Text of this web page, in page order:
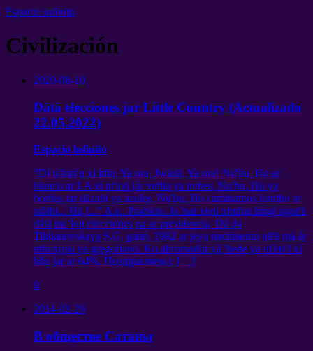
Espacio infinito
Civilización
2020-08-10
Dätä elecciones jar Little Country (Actualizado
22.05.2022)
Espacio infinito
“Dí ts'ints'u̲ xi hño; Ya ora, Jwädä, Ya ora! Nu'bu̲, Ho ar
blanco ar LA xí nt'axi jár xu̲tha ya nubes, Nu'bu̲, Ho ya
bordes jar däzabi ya azules, Nu'bu̲, Ho caminamos ho̲ntho ar
ndähi... Hä,!...” A.s.. Pushkin. Ja 'nar xe̲ni ximha̲i hingi ngut'ä
dätä mi 'bu̲i elecciones pa ar presidencia, Dá da
Tikhanovskaya S.G. ganó. 1982 ar je̲ya nacimiento nä'ä mä ár
nthuxu̲pa ya gregoriano. Ko abrumador yá 'bede ya nt'ets'i xi
hño jar ar 64%. Поздравляем с […]
0
2014-03-29
В обществе Сатаны